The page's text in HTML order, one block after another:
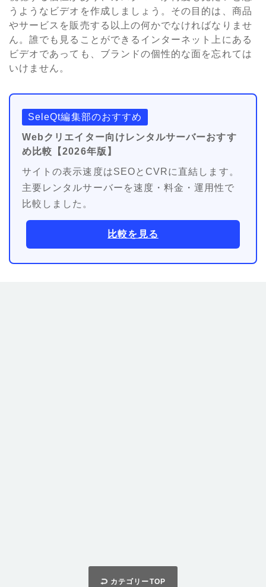
うようなビデオを作成しましょう。その目的は、商品
やサービスを販売する以上の何かでなければなりませ
ん。誰でも見ることができるインターネット上にある
ビデオであっても、ブランドの個性的な面を忘れては
いけません。
SeleQt編集部のおすすめ
Webクリエイター向けレンタルサーバーおすす
め比較【2026年版】
サイトの表示速度はSEOとCVRに直結します。
主要レンタルサーバーを速度・料金・運用性で
比較しました。
比較を見る
カテゴリーTOP